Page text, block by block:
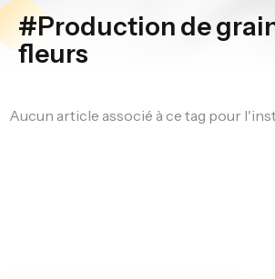
#Production de
fleurs
Aucun article associé à ce tag pour